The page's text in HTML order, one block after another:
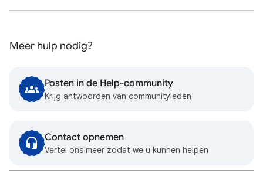
Meer hulp nodig?
Posten in de Help-community
Krijg antwoorden van communityleden
Contact opnemen
Vertel ons meer zodat we u kunnen helpen